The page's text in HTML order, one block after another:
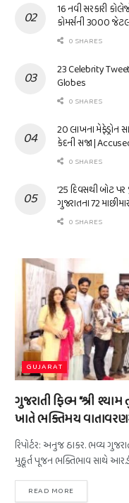
16 નવી સરકારી
કોમર્સની 3000
0 SHARES
23 Celebrity
Globes
0 SHARES
20 લાખના મેફેડ્રોન
કેદની સજા |
0 SHARES
’25 દિવસથી બોટ પર
ગુજરાતના 72
0 SHARES
GUJARAT
ગુજરાતી ફિલ્મ “શ્રી
ખાતે ભક્તિમય
રિપોર્ટર: અનુજ ઠાકર. ભવ્ય
મુહૂર્ત પૂજન ભક્તિભાવ સાથે આર.ડી
READ MORE